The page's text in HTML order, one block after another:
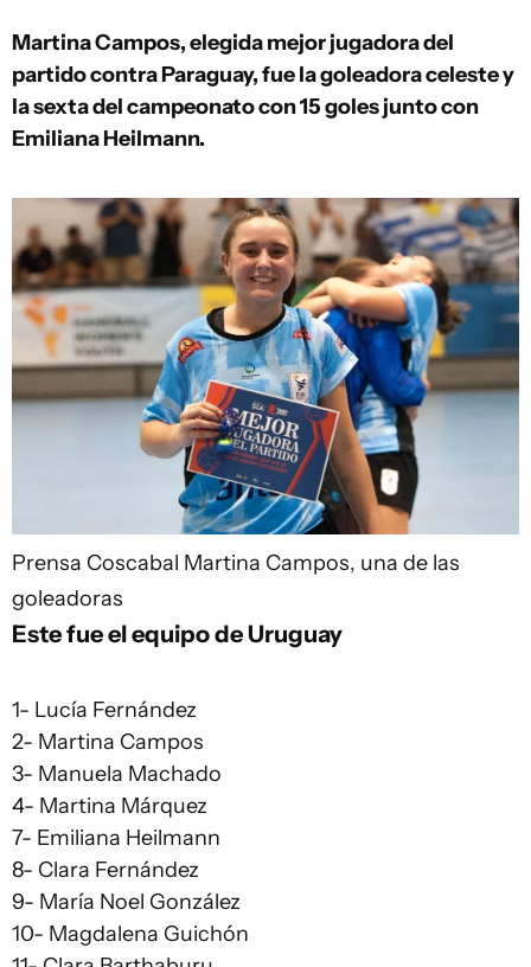
Martina Campos, elegida mejor jugadora del
partido contra Paraguay, fue la goleadora celeste y
la sexta del campeonato con 15 goles junto con
Emiliana Heilmann.
Prensa Coscabal Martina Campos, una de las
goleadoras
Este fue el equipo de Uruguay
1- Lucía Fernández
2- Martina Campos
3- Manuela Machado
4- Martina Márquez
7- Emiliana Heilmann
8- Clara Fernández
9- María Noel González
10- Magdalena Guichón